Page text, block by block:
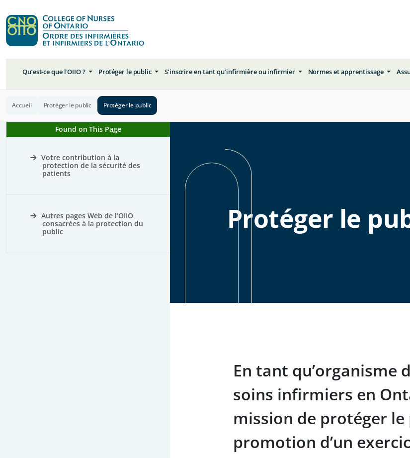
Qu’est-ce que l'OIIO ? Protéger le public S’inscrire en tant qu’infirmière ou infirmier Normes et apprentissage
Accueil Protéger le public Protéger le public
Found on This Page
Votre contribution à la
protection de la sécurité des
patients
Autres pages Web de l’OIIO
consacrées à la protection du
public
Protéger le
En tant qu’organisme
soins infirmiers en
mission de protéger
promotion d’un